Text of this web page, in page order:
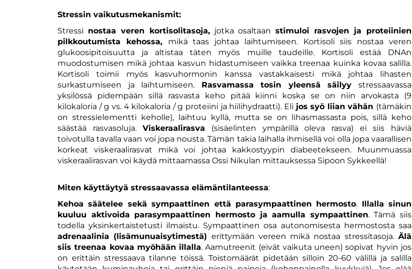
Stressin vaikutusmekanismit:
Stressi nostaa veren kortisolitasoja,jotka osaltaanstimuloi rasvojen ja proteiinien
pilkkoutumista kehossa, mikä taas johtaa laihtumiseen. Kortisoli siis nostaa veren
glukoosipitoisuutta ja altistaa täten myös muille taudeille. Kortisoli estää DNAn
muodostumisen mikä johtaa kasvun hidastumiseen vaikka treenaa kuinka kovaa salilla.
Kortisoli toimii myös kasvuhormonin kanssa vastakkaisesti mikä johtaa lihasten
surkastumiseen ja laihtumiseen. Rasvamassa tosin yleensä säilyy stressaavassa
yksilössä pidempään sillä rasvasta keho pitää kiinni koska se on niin arvokasta (9
kilokaloria / g vs. 4 kilokaloria / g proteiini ja hiilihydraatti). Eli jos syö liian vähän (tämäkin
on stressielementti keholle), laihtuu kyllä, mutta se on lihasmassasta pois, sillä keho
säästää rasvasoluja.Viskeraalirasva (sisäelinten ympärillä oleva rasva) ei siis häviä
toivotulla tavalla vaan voi jopa nousta. Tämän takia laihalla ihmisellä voi olla jopa vaarallisen
korkeat viskeraalirasvat mikä voi johtaa kakkostyypin diabeetekseen. Muunmuassa
viskeraalirasvan voi käydä mittaamassa Ossi Nikulan mittauksessa Sipoon Sykkeellä!
Miten käyttäytyä stressaavassa elämäntilanteessa:
Kehoa säätelee sekä sympaattinen että parasympaattinen hermosto. Illalla sinun
kuuluu aktivoida parasympaattinen hermosto ja aamulla sympaattinen. Tämä siis
todella yksinkertaistetusti ilmaistu. Sympaattinen osa autonomisesta hermostosta saa
adrenaalinia (lisämunuaisytimestä) erittymään vereen mikä nostaa stressitasoja.Älä
siis treenaa kovaa myöhään illalla. Aamutreenit (eivät vaikuta uneen) sopivat hyvin jos
on erittäin stressaava tilanne töissä. Toistomäärät pidetään silloin 20-60 välillä ja salilla